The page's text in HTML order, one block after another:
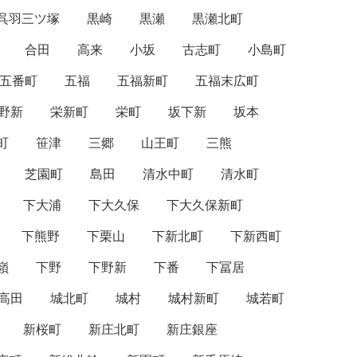
羽三ツ塚 黒崎 黒瀬
黒瀬北町
合田
高来 小坂 古志町
小島町
五番町
五福 五福新町
五福末広町
新
栄新町 栄町 坂下新
坂本
笹津 三郷 山王町
三熊
芝園町
島田 清水中町
清水町
下大浦
下大久保
下大久保新町
下熊野
下栗山 下新北町
下新西町
下野 下野新 下番
下冨居
田
城北町 城村 城村新町
城若町
新桜町
新庄北町
新庄銀座